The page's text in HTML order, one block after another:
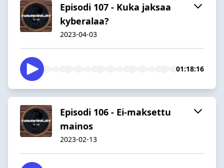
Episodi 107 - Kuka jaksaa
kyberalaa?
2023-04-03
01:18:16
Episodi 106 - Ei-maksettu
mainos
2023-02-13